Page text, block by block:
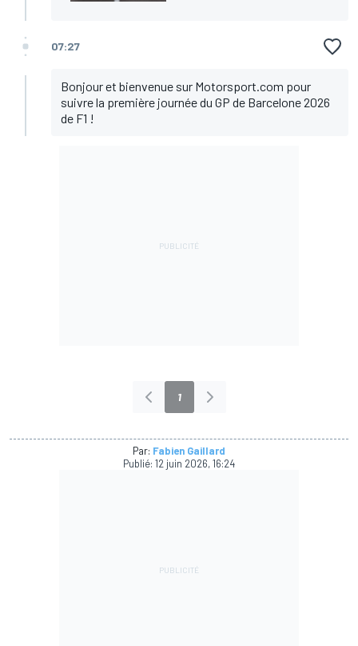
07:27
Bonjour et bienvenue sur Motorsport.com pour
suivre la première journée du GP de Barcelone 2026
de F1 !
1
Par: Fabien Gaillard
Publié: 12 juin 2026, 16:24